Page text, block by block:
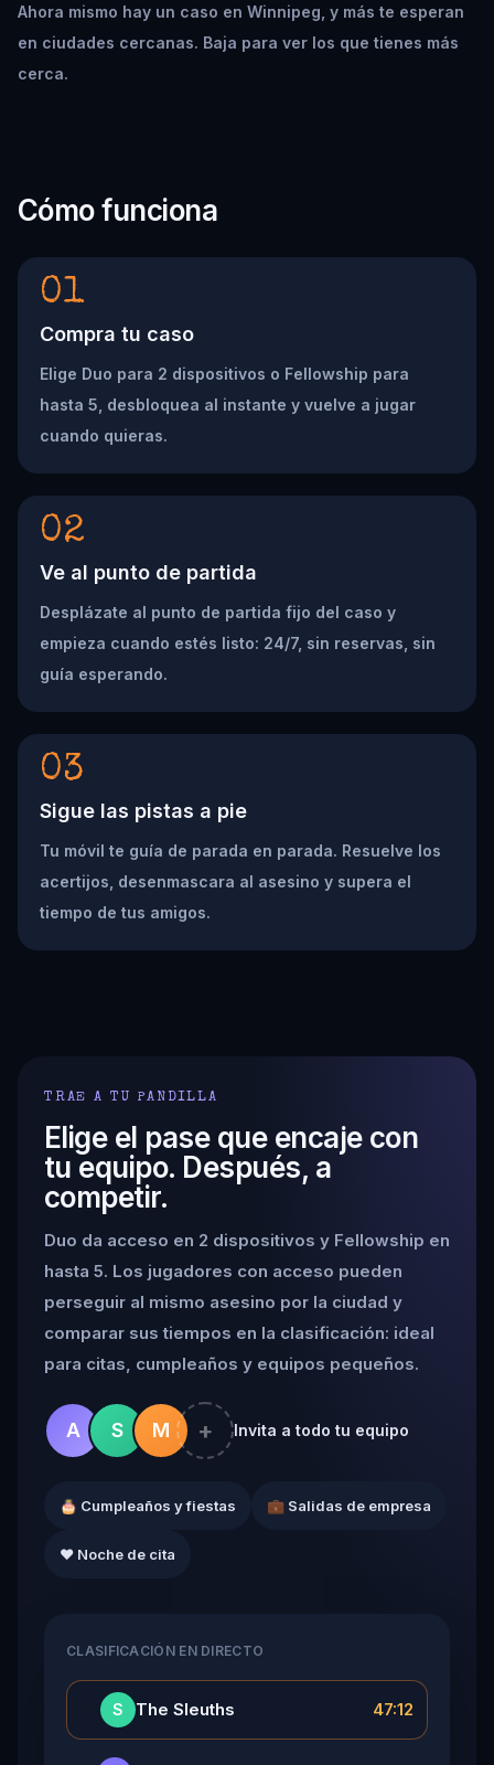
Ahora mismo hay un caso en Winnipeg, y más te esperan
en ciudades cercanas. Baja para ver los que tienes más
cerca.
Cómo funciona
01
Compra tu caso
Elige Duo para 2 dispositivos o Fellowship para
hasta 5, desbloquea al instante y vuelve a jugar
cuando quieras.
02
Ve al punto de partida
Desplázate al punto de partida fijo del caso y
empieza cuando estés listo: 24/7, sin reservas, sin
guía esperando.
03
Sigue las pistas a pie
Tu móvil te guía de parada en parada. Resuelve los
acertijos, desenmascara al asesino y supera el
tiempo de tus amigos.
TRAE A TU PANDILLA
Elige el pase que encaje con
tu equipo. Después, a
competir.
Duo da acceso en 2 dispositivos y Fellowship en
hasta 5. Los jugadores con acceso pueden
perseguir al mismo asesino por la ciudad y
comparar sus tiempos en la clasificación: ideal
para citas, cumpleaños y equipos pequeños.
A S M + Invita a todo tu equipo
🎂 Cumpleaños y fiestas 💼 Salidas de empresa
❤️ Noche de cita
CLASIFICACIÓN EN DIRECTO
S The Sleuths 47:12